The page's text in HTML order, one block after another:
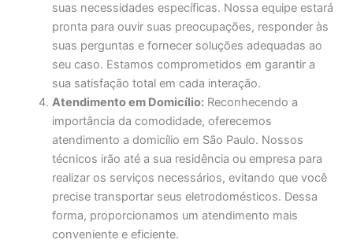
suas necessidades específicas. Nossa equipe estará
pronta para ouvir suas preocupações, responder às
suas perguntas e fornecer soluções adequadas ao
seu caso. Estamos comprometidos em garantir a
sua satisfação total em cada interação.
Atendimento em Domicílio: Reconhecendo a
importância da comodidade, oferecemos
atendimento a domicílio em São Paulo. Nossos
técnicos irão até a sua residência ou empresa para
realizar os serviços necessários, evitando que você
precise transportar seus eletrodomésticos. Dessa
forma, proporcionamos um atendimento mais
conveniente e eficiente.